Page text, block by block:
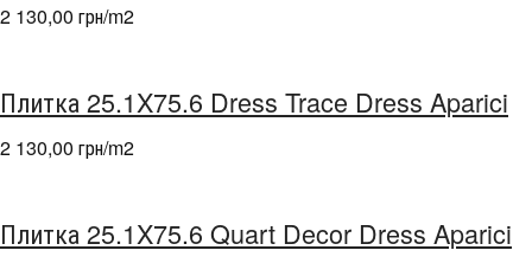
2 130,00 грн/m2
Плитка 25.1X75.6 Dress Trace Dress Aparici
2 130,00 грн/m2
Плитка 25.1X75.6 Quart Decor Dress Aparici